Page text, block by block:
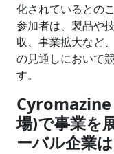
化されているとの
参加者は、製品や
収、事業拡大など
の見通しにおいて
す。
場)で事業を
ーバル企業